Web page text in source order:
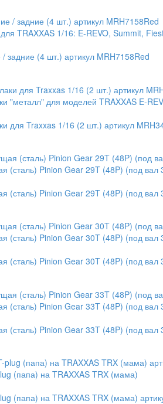
TRAXXAS 1/16: E-REVO, Summit,
задние (4 шт.) артикул MRH7158Red
"металл" для моделей TRAXXAS E-
для Traxxas 1/16 (2 шт.) артикул
(сталь) Pinion Gear 29T (48P) (под
(сталь) Pinion Gear 29T (48P) (под вал
(сталь) Pinion Gear 30T (48P) (под
(сталь) Pinion Gear 30T (48P) (под вал
(сталь) Pinion Gear 33T (48P) (под
(сталь) Pinion Gear 33T (48P) (под вал
(папа) на TRAXXAS TRX (мама)
(папа) на TRAXXAS TRX (мама)